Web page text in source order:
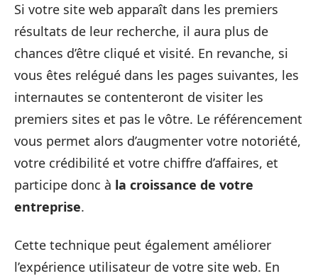
Si votre site web apparaît dans les premiers
résultats de leur recherche, il aura plus de
chances d’être cliqué et visité. En revanche, si
vous êtes relégué dans les pages suivantes, les
internautes se contenteront de visiter les
premiers sites et pas le vôtre. Le référencement
vous permet alors d’augmenter votre notoriété,
votre crédibilité et votre chiffre d’affaires, et
participe donc à la croissance de votre
entreprise.
Cette technique peut également améliorer
l’expérience utilisateur de votre site web. En